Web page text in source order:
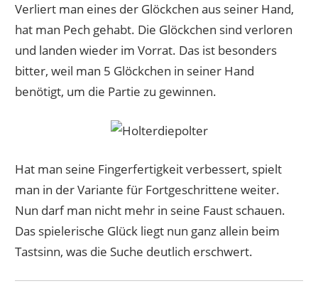
Verliert man eines der Glöckchen aus seiner Hand,
hat man Pech gehabt. Die Glöckchen sind verloren
und landen wieder im Vorrat. Das ist besonders
bitter, weil man 5 Glöckchen in seiner Hand
benötigt, um die Partie zu gewinnen.
Hat man seine Fingerfertigkeit verbessert, spielt
man in der Variante für Fortgeschrittene weiter.
Nun darf man nicht mehr in seine Faust schauen.
Das spielerische Glück liegt nun ganz allein beim
Tastsinn, was die Suche deutlich erschwert.